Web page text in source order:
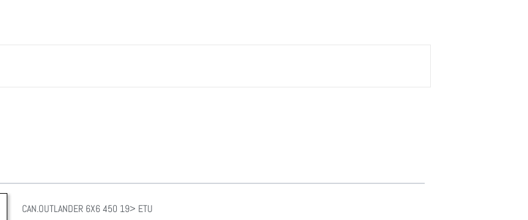
CAN.OUTLANDER 6X6 450 19> ETU